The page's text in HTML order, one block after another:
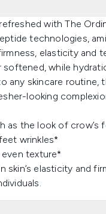
with The
technologies,
elasticity and
softened, while
any skincare
looking
as the look of crow’s
wrinkles*
even texture*
skin’s elasticity and